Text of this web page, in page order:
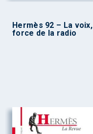
Hermès 92 – La voix,
force de la radio